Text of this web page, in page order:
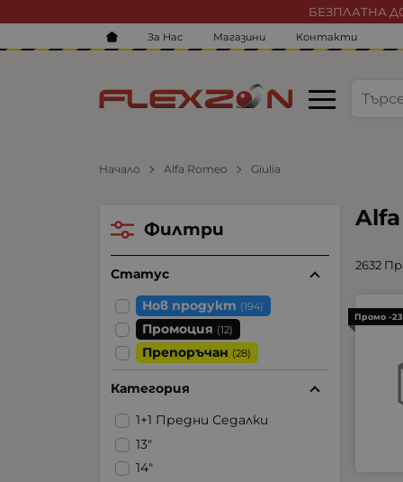
БЕЗПЛАТНА
За Нас Магазини Контакти
Начало Alfa Romeo Giulia
2632
Промо -
Филтри
Статус
Нов продукт (194)
Промоция (12)
Препоръчан (28)
Категория
1+1 Предни Седалки
13"
14"